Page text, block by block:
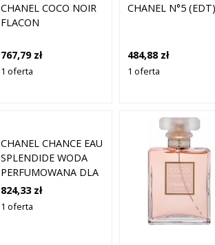
CHANEL COCO NOIR
FLACON
767,79 zł
1 oferta
CHANEL N°5 (EDT)
484,88 zł
1 oferta
CHANEL CHANCE EAU
SPLENDIDE WODA
PERFUMOWANA DLA
KOBIET 100 ML
824,33 zł
1 oferta